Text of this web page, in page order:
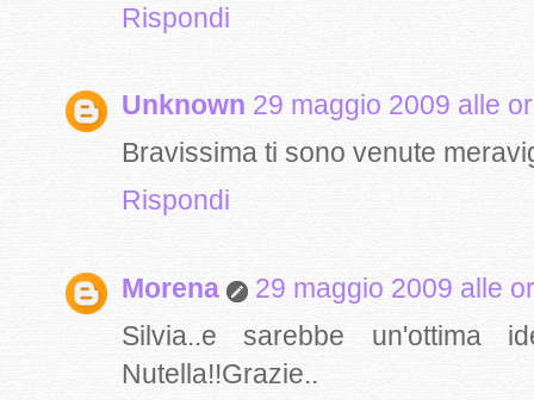
Rispondi
Unknown 29 maggio 2009 alle
Bravissima ti sono venute
Rispondi
Morena
29 maggio 2009 alle
Silvia..e sarebbe un'ottima
Nutella!!Grazie..